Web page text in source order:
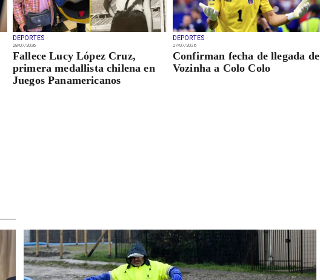
DEPORTES
28/07/2026
Fallece Lucy López Cruz,
primera medallista chilena en
Juegos Panamericanos
DEPORTES
27/07/2026
Confirman fecha de llegada de
Vozinha a Colo Colo